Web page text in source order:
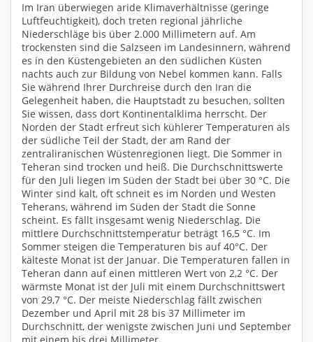
Im Iran überwiegen aride Klimaverhältnisse (geringe
Luftfeuchtigkeit), doch treten regional jährliche
Niederschläge bis über 2.000 Millimetern auf. Am
trockensten sind die Salzseen im Landesinnern, während
es in den Küstengebieten an den südlichen Küsten
nachts auch zur Bildung von Nebel kommen kann. Falls
Sie während Ihrer Durchreise durch den Iran die
Gelegenheit haben, die Hauptstadt zu besuchen, sollten
Sie wissen, dass dort Kontinentalklima herrscht. Der
Norden der Stadt erfreut sich kühlerer Temperaturen als
der südliche Teil der Stadt, der am Rand der
zentraliranischen Wüstenregionen liegt. Die Sommer in
Teheran sind trocken und heiß. Die Durchschnittswerte
für den Juli liegen im Süden der Stadt bei über 30 °C. Die
Winter sind kalt, oft schneit es im Norden und Westen
Teherans, während im Süden der Stadt die Sonne
scheint. Es fällt insgesamt wenig Niederschlag. Die
mittlere Durchschnittstemperatur beträgt 16,5 °C. Im
Sommer steigen die Temperaturen bis auf 40°C. Der
kälteste Monat ist der Januar. Die Temperaturen fallen in
Teheran dann auf einen mittleren Wert von 2,2 °C. Der
wärmste Monat ist der Juli mit einem Durchschnittswert
von 29,7 °C. Der meiste Niederschlag fällt zwischen
Dezember und April mit 28 bis 37 Millimeter im
Durchschnitt, der wenigste zwischen Juni und September